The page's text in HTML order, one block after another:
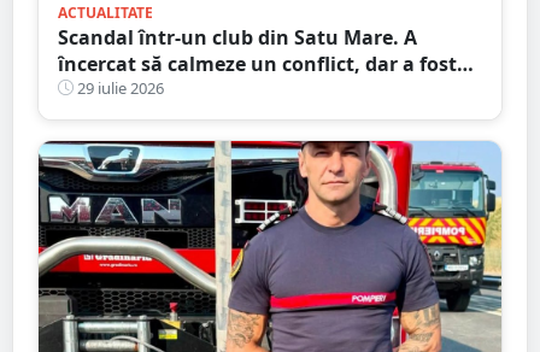
ACTUALITATE
Scandal într-un club din Satu Mare. A
încercat să calmeze un conflict, dar a fost
pus la pământ cu un singur pumn
29 iulie 2026